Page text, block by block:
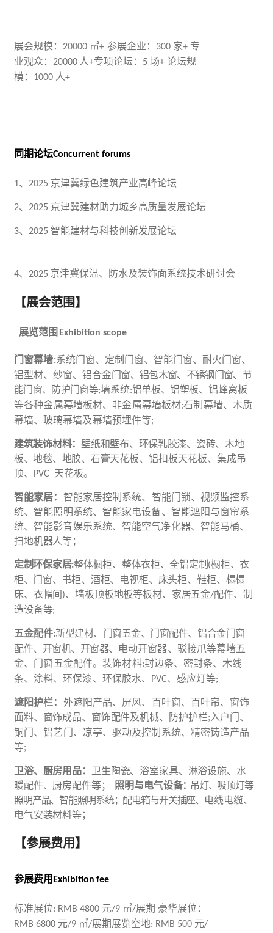
展会规模： 20000 ㎡+ 参展企业： 300 家+ 专
业观众： 20000 人+专项论坛： 5场+ 论坛规
模： 1000 人+
同期论坛Concurrent forums
1、 2025 京津冀绿色建筑产业高峰论坛
2、 2025 京津冀建材助力城乡高质量发展论坛
3、 2025 智能建材与科技创新发展论坛
4、 2025 京津冀保温、防水及装饰面系统技术研讨会
【展会范围】
展览范围 Exhibition scope
门窗幕墙:系统门窗、定制门窗、智能门窗、耐火门窗、
铝型材、纱窗、铝合金门窗、铝包木窗、不锈钢门窗、 节
能门窗、防护门窗等;墙系统:铝单板、铝塑板、 铝蜂窝板
等各种金属幕墙板材、非金属幕墙板材;石制幕墙、木质
幕墙、玻璃幕墙及幕墙预埋件等;
建筑装饰材料：壁纸和壁布、 环保乳胶漆、瓷砖、木地
板、地毯、地胶、石膏天花板、铝扣板天花板、集成吊
顶、
PVC 天花板。
智能家居： 智能家居控制系统、智能门锁、视频监控系
统、智能照明系统、智能家电设备、智能遮阳与窗帘系
统、智能影音娱乐系统、智能空气净化器、智能马桶、
扫地机器人等；
定制环保家居:整体橱柜、整体衣柜、全铝定制 (橱柜、衣
柜、门窗、书柜、酒柜、
电视柜、床头柜、鞋柜、榻榻
床、衣帽间 )、墙板顶板地板等板材、家居五金/配件、制
造设备等;
五金配件:新型建材、门窗五金、门窗配件、铝合金门窗
配件、开窗机、开窗器、
电动开窗器、驳接爪等幕墙五
金、门窗五金配件。装饰材料:封边条、密封条、木线
条、涂料、环保漆、环保胶水、
PVC、感应灯等;
遮阳护栏： 外遮阳产品、屏风、百叶窗、百叶帘、窗饰
面料、窗饰成品、窗饰配件及机械、防护护栏; 入户门、
铜门、铝艺门、凉亭、驱动及控制系统、精密铸造产品
等;
卫浴、厨房用品： 卫生陶瓷、浴室家具、淋浴设施、水
暖配件、厨房配件等；
照明与电气设备： 吊灯、吸顶灯等
照明产品、智能照明系统；配电箱与开关插座、
电线电缆、
电气安装材料等；
【参展费用】
参展费用 Exhibition fee
标准展位: RMB 4800 元/9 ㎡/展期 豪华展位：
RMB 6800 元/9 ㎡/展期展览空地: RMB 500 元/